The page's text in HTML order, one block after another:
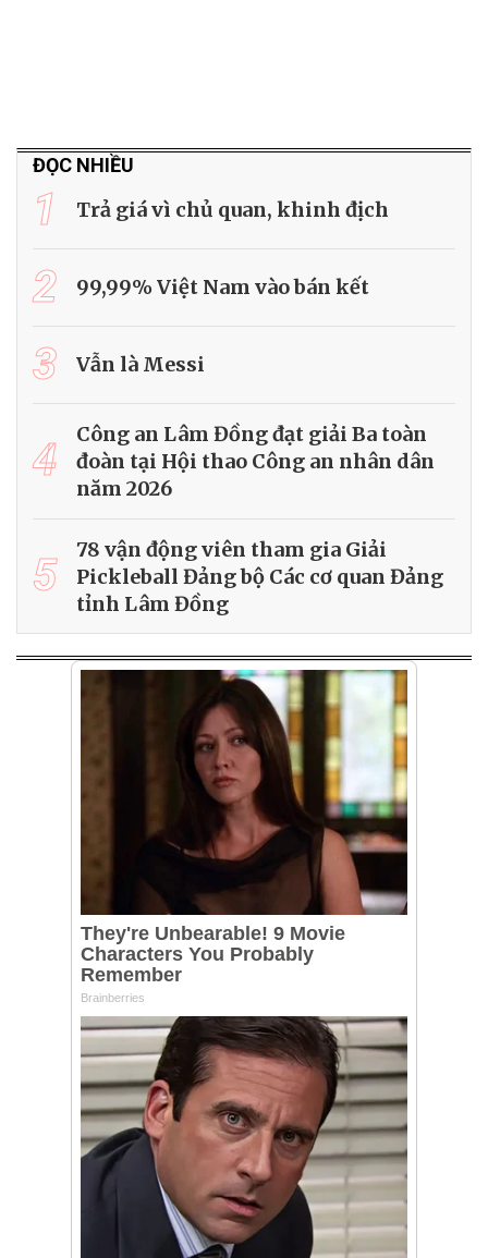
ĐỌC NHIỀU
1 Trả giá vì chủ quan, khinh địch
2 99,99% Việt Nam vào bán kết
3 Vẫn là Messi
4
Công an Lâm Đồng đạt giải Ba toàn
đoàn tại Hội thao Công an nhân dân
năm 2026
5
78 vận động viên tham gia Giải
Pickleball Đảng bộ Các cơ quan Đảng
tỉnh Lâm Đồng